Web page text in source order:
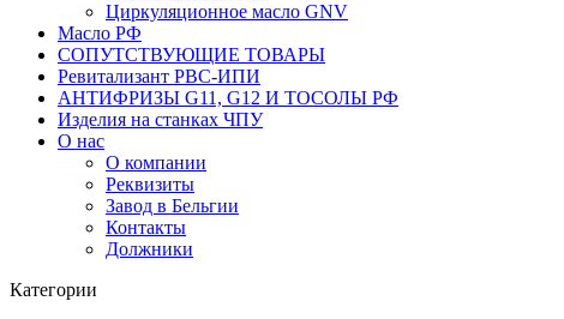
Циркуляционное масло GNV
Масло РФ
СОПУТСТВУЮЩИЕ ТОВАРЫ
Ревитализант РВС-ИПИ
АНТИФРИЗЫ G11, G12 И ТОСОЛЫ РФ
Изделия на станках ЧПУ
О нас
О компании
Реквизиты
Завод в Бельгии
Контакты
Должники
Категории